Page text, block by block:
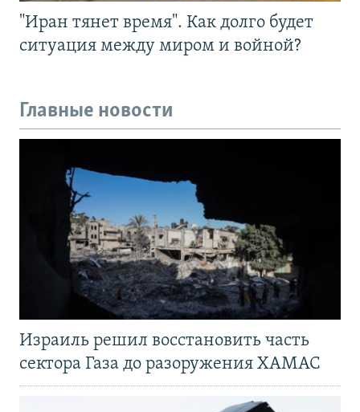
"Иран тянет время". Как долго будет
ситуация между миром и войной?
Главные новости
Израиль решил восстановить часть
сектора Газа до разоружения ХАМАС